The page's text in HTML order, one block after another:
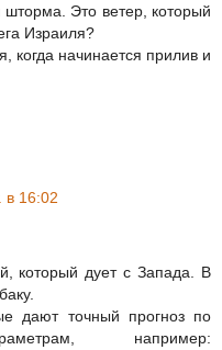
Это ветер, который
Израиля?
когда начинается прилив и
в 16:02
который дует с Запада. В
дают точный прогноз по
например: